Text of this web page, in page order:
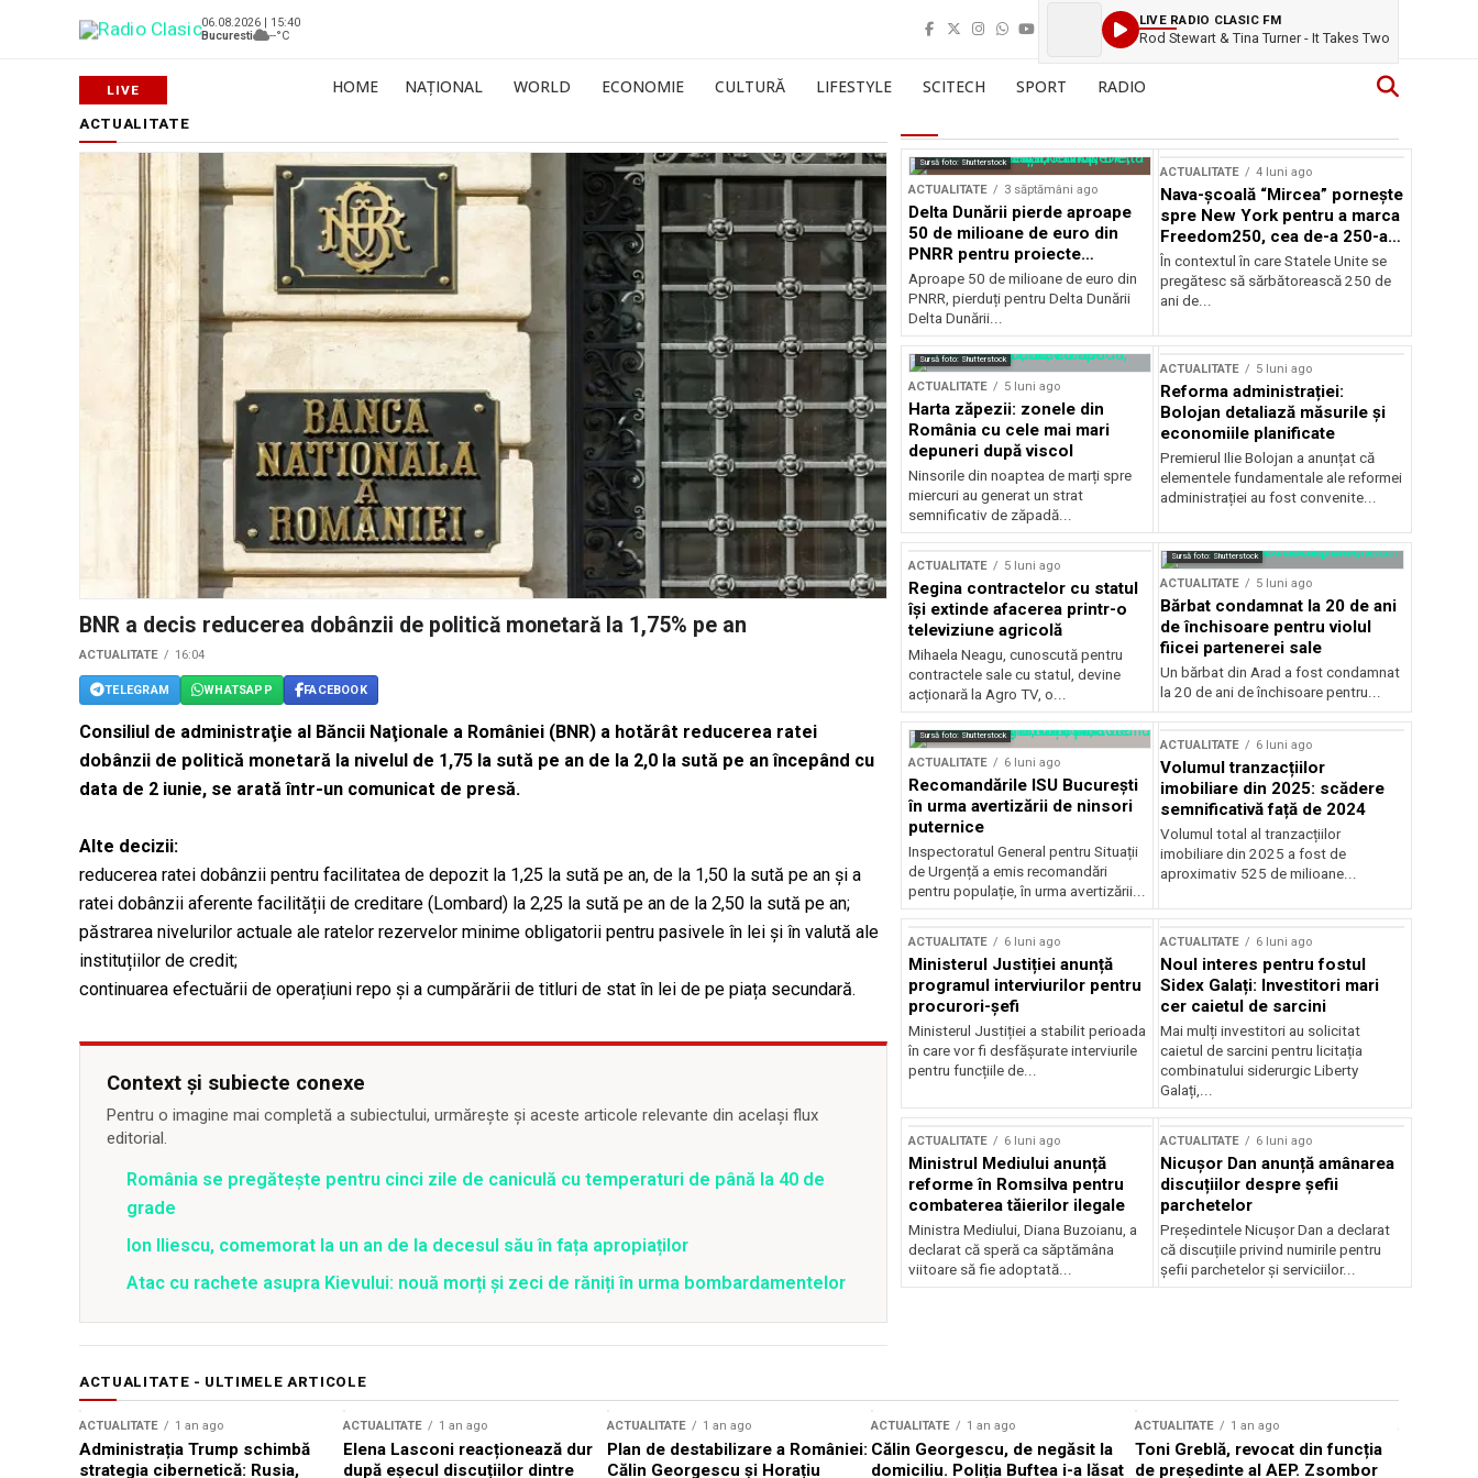
06.08.2026 | 15:40
Bucuresti
--°C
LIVE RADIO CLASIC FM
Rod Stewart & Tina Turner - It Takes Two
HOME NAȚIONAL WORLD ECONOMIE CULTURĂ LIFESTYLE SCITECH SPORT RADIO
ACTUALITATE
BNR a decis reducerea dobânzii de politică monetară la 1,75% pe an
ACTUALITATE 16:04
TELEGRAM WHATSAPP FACEBOOK
Consiliul de administraţie al Băncii Naţionale a României (BNR) a hotărât reducerea ratei
dobânzii de politică monetară la nivelul de 1,75 la sută pe an de la 2,0 la sută pe an începând cu
data de 2 iunie, se arată într-un comunicat de presă.
Alte decizii:
reducerea ratei dobânzii pentru facilitatea de depozit la 1,25 la sută pe an, de la 1,50 la sută pe an și a
ratei dobânzii aferente facilității de creditare (Lombard) la 2,25 la sută pe an de la 2,50 la sută pe an;
păstrarea nivelurilor actuale ale ratelor rezervelor minime obligatorii pentru pasivele în lei și în valută ale
instituțiilor de credit;
continuarea efectuării de operațiuni repo și a cumpărării de titluri de stat în lei de pe piața secundară.
Context și subiecte conexe
Pentru o imagine mai completă a subiectului, urmărește și aceste articole relevante din același flux
editorial.
România se pregătește pentru cinci zile de caniculă cu temperaturi de până la 40 de
grade
Ion Iliescu, comemorat la un an de la decesul său în fața apropiaților
Atac cu rachete asupra Kievului: nouă morți și zeci de răniți în urma bombardamentelor
Sursă foto: Shutterstock
ACTUALITATE 3 săptămâni ago
Delta Dunării pierde aproape
50 de milioane de euro din
PNRR pentru proiecte
esențiale
Aproape 50 de milioane de euro din
PNRR, pierduți pentru Delta Dunării
Delta Dunării...
ACTUALITATE 4 luni ago
Nava-școală “Mircea” pornește
spre New York pentru a marca
Freedom250, cea de-a 250-a
aniversare a Statelor Unite
În contextul în care Statele Unite se
pregătesc să sărbătorească 250 de
ani de...
Sursă foto: Shutterstock
ACTUALITATE 5 luni ago
Harta zăpezii: zonele din
România cu cele mai mari
depuneri după viscol
Ninsorile din noaptea de marți spre
miercuri au generat un strat
semnificativ de zăpadă...
ACTUALITATE 5 luni ago
Reforma administrației:
Bolojan detaliază măsurile și
economiile planificate
Premierul Ilie Bolojan a anunțat că
elementele fundamentale ale reformei
administrației au fost convenite...
ACTUALITATE 5 luni ago
Regina contractelor cu statul
își extinde afacerea printr-o
televiziune agricolă
Mihaela Neagu, cunoscută pentru
contractele sale cu statul, devine
acționară la Agro TV, o...
Sursă foto: Shutterstock
ACTUALITATE 5 luni ago
Bărbat condamnat la 20 de ani
de închisoare pentru violul
fiicei partenerei sale
Un bărbat din Arad a fost condamnat
la 20 de ani de închisoare pentru...
Sursă foto: Shutterstock
ACTUALITATE 6 luni ago
Recomandările ISU București
în urma avertizării de ninsori
puternice
Inspectoratul General pentru Situații
de Urgență a emis recomandări
pentru populație, în urma avertizării...
ACTUALITATE 6 luni ago
Volumul tranzacțiilor
imobiliare din 2025: scădere
semnificativă față de 2024
Volumul total al tranzacțiilor
imobiliare din 2025 a fost de
aproximativ 525 de milioane...
ACTUALITATE 6 luni ago
Ministerul Justiției anunță
programul interviurilor pentru
procurori-șefi
Ministerul Justiției a stabilit perioada
în care vor fi desfășurate interviurile
pentru funcțiile de...
ACTUALITATE 6 luni ago
Noul interes pentru fostul
Sidex Galați: Investitori mari
cer caietul de sarcini
Mai mulți investitori au solicitat
caietul de sarcini pentru licitația
combinatului siderurgic Liberty
Galați,...
ACTUALITATE 6 luni ago
Ministrul Mediului anunță
reforme în Romsilva pentru
combaterea tăierilor ilegale
Ministra Mediului, Diana Buzoianu, a
declarat că speră ca săptămâna
viitoare să fie adoptată...
ACTUALITATE 6 luni ago
Nicușor Dan anunță amânarea
discuțiilor despre șefii
parchetelor
Președintele Nicușor Dan a declarat
că discuțiile privind numirile pentru
șefii parchetelor și serviciilor...
ACTUALITATE - ULTIMELE ARTICOLE
ACTUALITATE 1 an ago
Administrația Trump schimbă
strategia cibernetică: Rusia,
ACTUALITATE 1 an ago
Elena Lasconi reacționează dur
după eșecul discuțiilor dintre
ACTUALITATE 1 an ago
Plan de destabilizare a României:
Călin Georgescu și Horațiu
ACTUALITATE 1 an ago
Călin Georgescu, de negăsit la
domiciliu. Poliția Buftea i-a lăsat
ACTUALITATE 1 an ago
Toni Greblă, revocat din funcția
de președinte al AEP. Zsombor